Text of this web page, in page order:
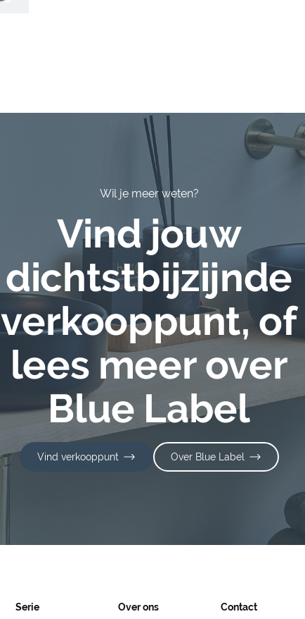
Wil je meer weten?
Vind jouw
dichtstbijzijnde
verkooppunt, of
lees meer over
Blue Label
Vind verkooppunt Over Blue Label
Serie Over ons Contact